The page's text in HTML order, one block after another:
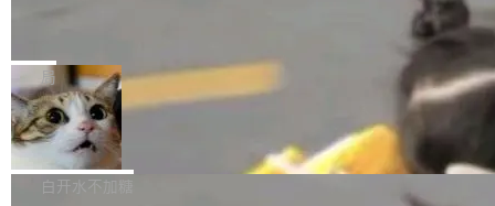
一在人才争夺战中失血的公司。六月，Google
连失两员大将：Noam Shazeer 去了 Op...
er HE-AAC 960 解码 (DAB+) transpose_cuda
filter 添加 AMF Frame Rate Converter (vf_frc
_amf) filter SMPTE 2094-50 元数据支持和直
通 ProRes RAW VideoToolbox 硬件加速器 AP
V ...
Code 在 X 上发帖：「DeepSeek Flash did 8T
tokens on August 1st. 5T of free usage + 3T
on OpenCode Go.」79.8 万次浏览，连带着 #
DeepSeek一天消耗了8万亿# 上了微博热搜——
注意这是 OpenCode 一家的消耗。 OpenCode
局
NetBSD 11.0 正式发布
NetBSD 11.0 现已正式发布，这是 NetBSD 操
作系统的第十八个主要版本。 自 NetBSD 10.1
白开水不加糖